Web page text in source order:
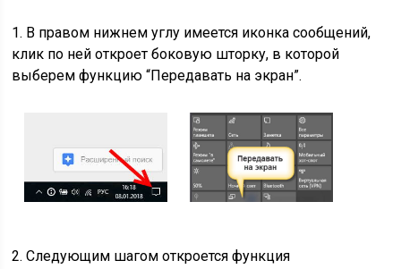
1. В правом нижнем углу имеется иконка сообщений,
клик по ней откроет боковую шторку, в которой
выберем функцию “Передавать на экран”.
2. Следующим шагом откроется функция